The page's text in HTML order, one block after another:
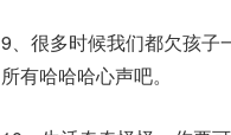
9、很多时候我们都欠孩子
所有哈哈哈心声吧。